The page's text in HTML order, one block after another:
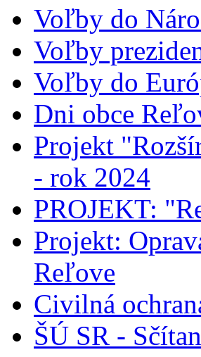
Voľby do
Voľby
Voľby do
Dni obce
Projekt
- rok 2024
PROJEKT:
Projekt:
Reľove
Civilná
ŠÚ SR -